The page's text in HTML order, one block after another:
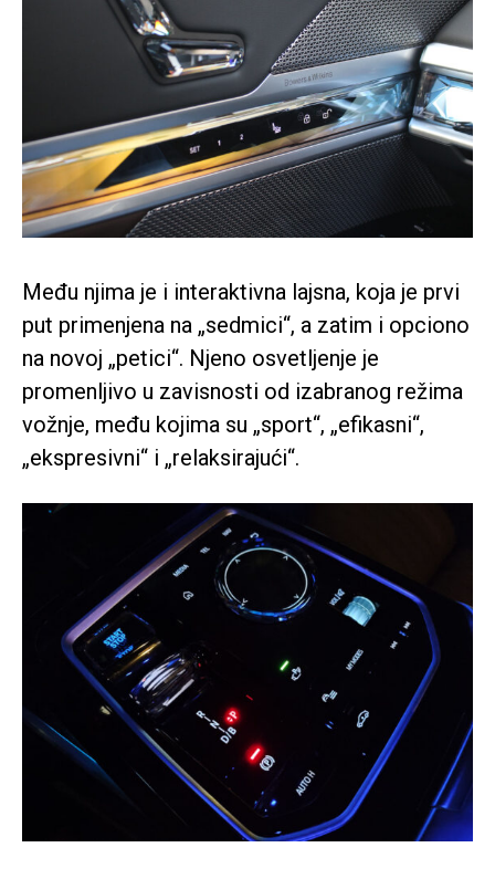
Među njima je i interaktivna lajsna, koja je prvi
put primenjena na „sedmici“, a zatim i opciono
na novoj „petici“. Njeno osvetljenje je
promenljivo u zavisnosti od izabranog režima
vožnje, među kojima su „sport“, „efikasni“,
„ekspresivni“ i „relaksirajući“.